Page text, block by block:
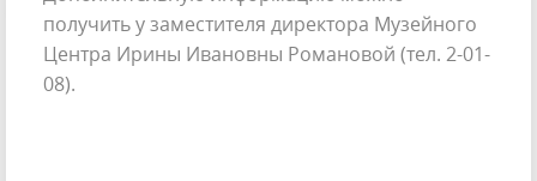
получить у заместителя директора Музейного
Центра Ирины Ивановны Романовой (тел. 2-01-
08).